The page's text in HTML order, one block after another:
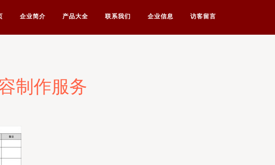
企业简介 产品大全 联系我们 企业信息 访客留言
制作服务